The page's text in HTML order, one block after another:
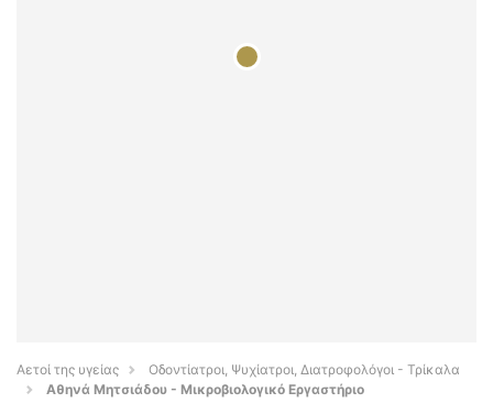
Αετοί της υγείας
Οδοντίατροι, Ψυχίατροι, Διατροφολόγοι - Τρίκαλα
Αθηνά Μητσιάδου - Μικροβιολογικό Εργαστήριο